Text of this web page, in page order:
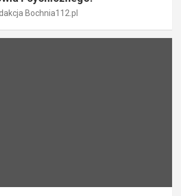
Bochnia112.pl